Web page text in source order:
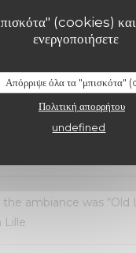
(cookies) και
ενεργοποιήσετε
Απόρριψε όλα τα
Πολιτική απορρήτου
undefined
de très bonne qualité.
recommandons sans
ambiance was “Old
Lille